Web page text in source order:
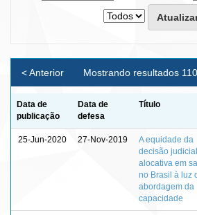
Mostrando resultados
< Anterior
Data de
publicação
Data de
defesa
Título
25-Jun-2020 27-Nov-2019
A equidade da
decisão judicial
alocativa em
no Brasil à luz
abordagem da
capacidade